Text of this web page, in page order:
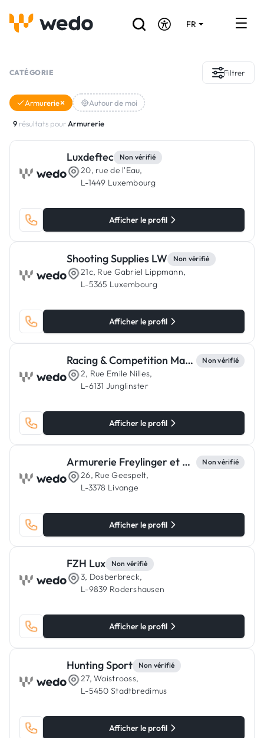
FR
Réalisations
Offres d'emploi
Vous êtes un Artisan ?
Connexion
CATÉGORIE Filtrer
Armurerie Autour de moi
9 résultats pourArmurerie
Luxdeftec Non vérifié
20, rue de l'Eau,
L-1449 Luxembourg
Afficher le profil
Shooting Supplies LW Non vérifié
21c, Rue Gabriel Lippmann,
L-5365 Luxembourg
Afficher le profil
Racing & Competition Machines Non vérifié
2, Rue Emile Nilles,
L-6131 Junglinster
Afficher le profil
Armurerie Freylinger et Cie Non vérifié
26, Rue Geespelt,
L-3378 Livange
Afficher le profil
FZH Lux Non vérifié
3, Dosberbreck,
L-9839 Rodershausen
Afficher le profil
Hunting Sport Non vérifié
27, Waistrooss,
L-5450 Stadtbredimus
Afficher le profil